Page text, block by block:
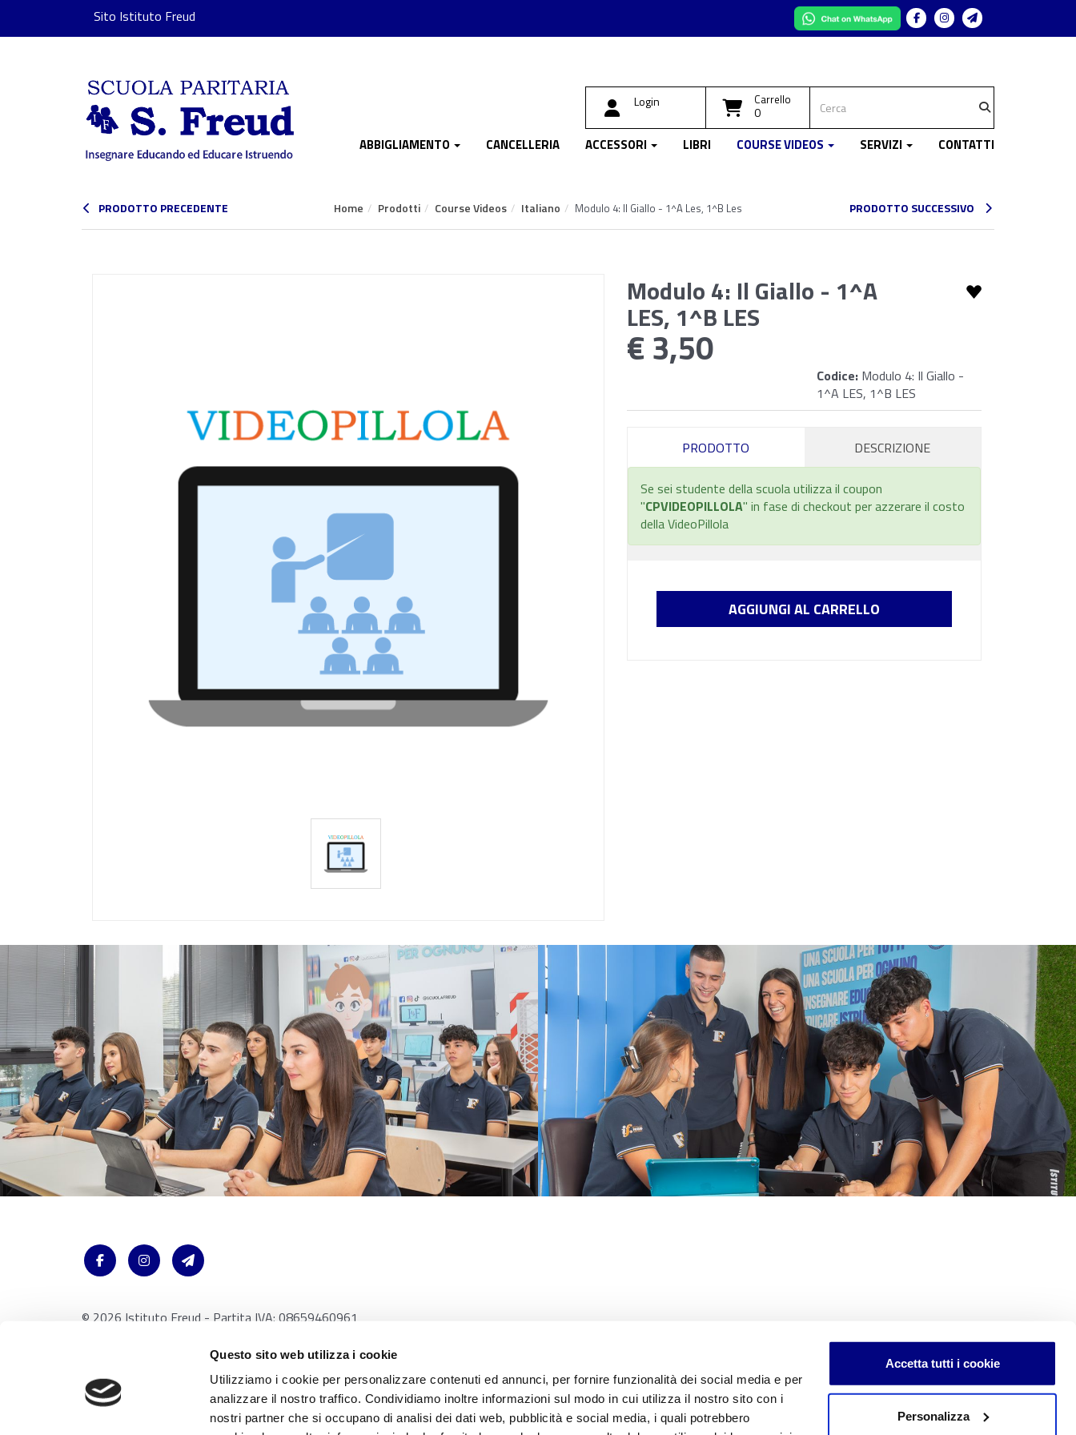
Questo sito web utilizza i cookie
Utilizziamo i cookie per personalizzare contenuti ed annunci, per fornire funzionalità dei social media e per
analizzare il nostro traffico. Condividiamo inoltre informazioni sul modo in cui utilizza il nostro sito con i
nostri partner che si occupano di analisi dei dati web, pubblicità e social media, i quali potrebbero
Accetta tutti i cookie
Personalizza
Sito Istituto Freud FacebookInstagram
Login Carrello
0
ABBIGLIAMENTO CANCELLERIA ACCESSORI LIBRI COURSE VIDEOS SERVIZI CONTATTI
PRODOTTO PRECEDENTE Home Prodotti Course Videos Italiano Modulo 4: Il Giallo - 1^A Les, 1^B Les PRODOTTO SUCCESSIVO
Modulo 4: Il Giallo - 1^A
LES, 1^B LES
€ 3,50
Codice:Modulo 4: Il Giallo -
1^A LES, 1^B LES
PRODOTTO DESCRIZIONE
Se sei studente della scuola utilizza il coupon
"CPVIDEOPILLOLA" in fase di checkout per azzerare il costo
della VideoPillola
AGGIUNGI AL CARRELLO
© 2026 Istituto Freud - Partita IVA: 08659460961